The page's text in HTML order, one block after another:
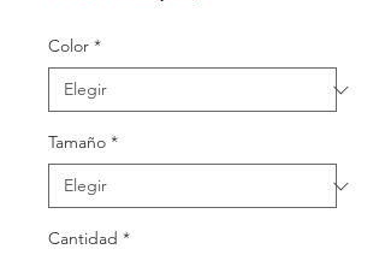
Color *
Tamaño *
Cantidad *